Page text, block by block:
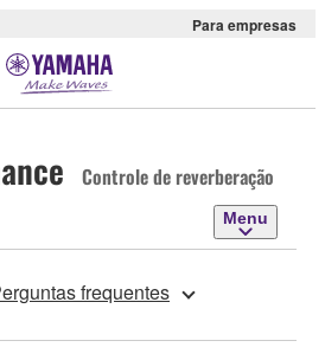
Para empresas
Controle de reverberação
Menu
frequentes